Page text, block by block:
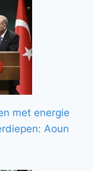
met energie
Aoun